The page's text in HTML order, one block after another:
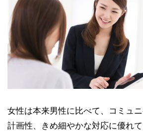
女性は本来男性に比べて、コミュ
計画性、きめ細やかな対応に優れて